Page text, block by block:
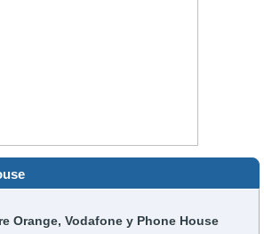
Orange, Vodafone y Phone House